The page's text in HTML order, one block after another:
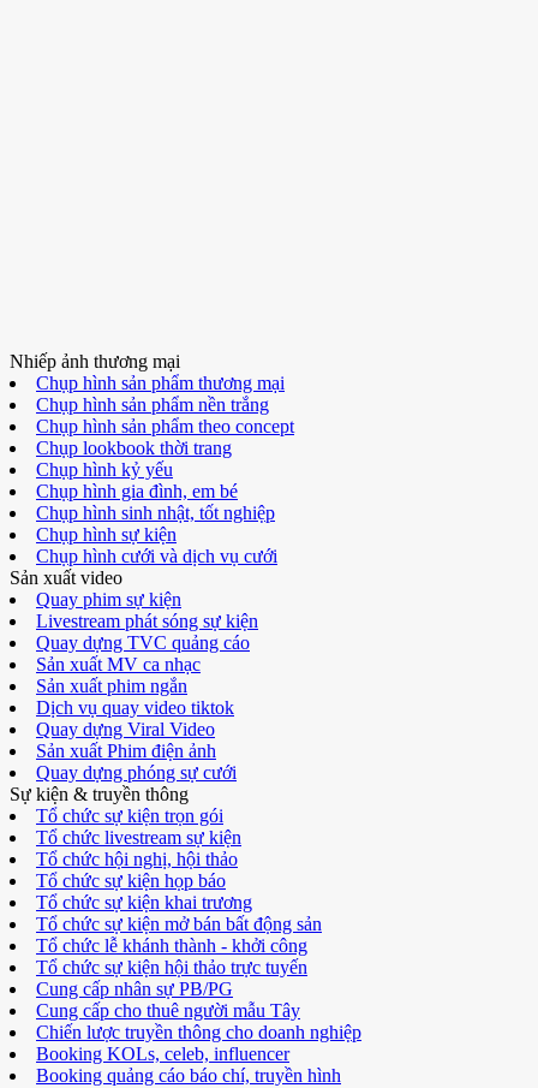
Nhiếp ảnh thương mại
Chụp hình sản phẩm thương mại
Chụp hình sản phẩm nền trắng
Chụp hình sản phẩm theo concept
Chụp lookbook thời trang
Chụp hình kỷ yếu
Chụp hình gia đình, em bé
Chụp hình sinh nhật, tốt nghiệp
Chụp hình sự kiện
Chụp hình cưới và dịch vụ cưới
Sản xuất video
Quay phim sự kiện
Livestream phát sóng sự kiện
Quay dựng TVC quảng cáo
Sản xuất MV ca nhạc
Sản xuất phim ngắn
Dịch vụ quay video tiktok
Quay dựng Viral Video
Sản xuất Phim điện ảnh
Quay dựng phóng sự cưới
Sự kiện & truyền thông
Tổ chức sự kiện trọn gói
Tổ chức livestream sự kiện
Tổ chức hội nghị, hội thảo
Tổ chức sự kiện họp báo
Tổ chức sự kiện khai trương
Tổ chức sự kiện mở bán bất động sản
Tổ chức lễ khánh thành - khởi công
Tổ chức sự kiện hội thảo trực tuyến
Cung cấp nhân sự PB/PG
Cung cấp cho thuê người mẫu Tây
Chiến lược truyền thông cho doanh nghiệp
Booking KOLs, celeb, influencer
Booking quảng cáo báo chí, truyền hình